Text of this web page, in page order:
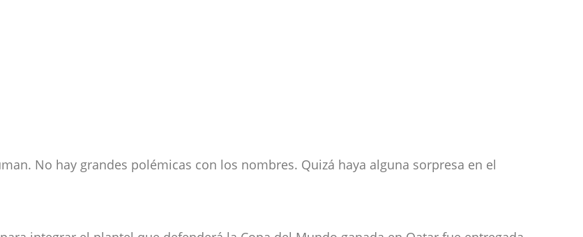
No hay grandes polémicas con los nombres. Quizá haya alguna sorpresa en el